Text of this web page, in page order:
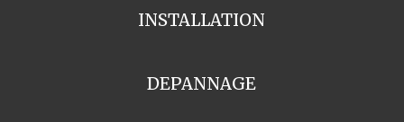
INSTALLATION
DEPANNAGE